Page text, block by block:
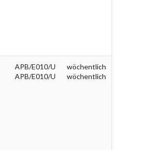
APB/E010/U
APB/E010/U
wöchentlich
wöchentlich